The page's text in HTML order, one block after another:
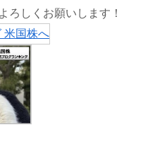
ろしくお願いします！